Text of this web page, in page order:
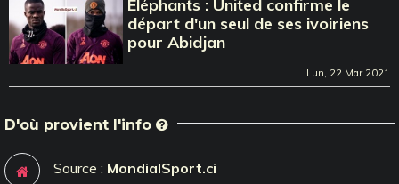
Éléphants : United confirme le
départ d'un seul de ses ivoiriens
pour Abidjan
Lun, 22 Mar 2021
D'où provient l'info
Source : MondialSport.ci